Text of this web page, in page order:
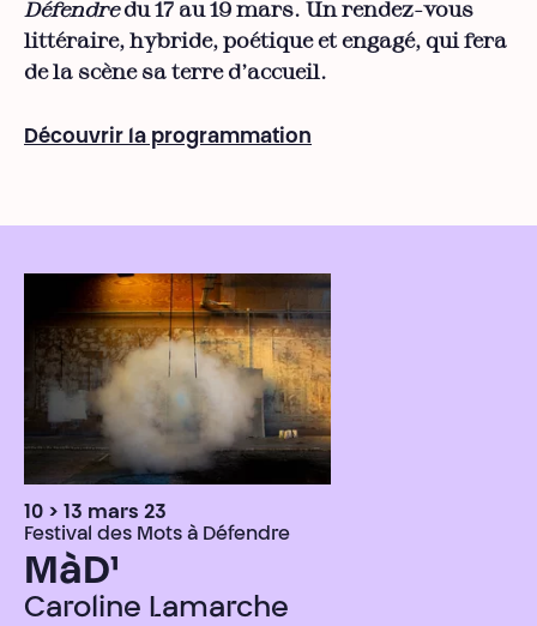
Défendredu 17 au 19 mars. Un rendez-vous
littéraire, hybride, poétique et engagé, qui fera
de la scène sa terre d’accueil.
Découvrir la programmation
10 > 13 mars 23
Festival des Mots à Défendre
MàD¹
Caroline Lamarche